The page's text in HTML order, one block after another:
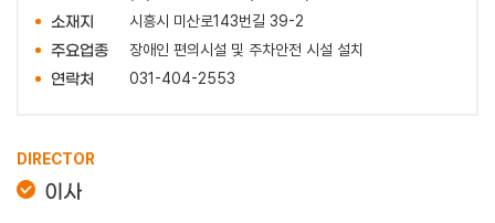
소재지 시흥시 미산로143번길 39-2
주요업종 장애인 편의시설 및 주차안전 시설 설치
연락처 031-404-2553
DIRECTOR
이사